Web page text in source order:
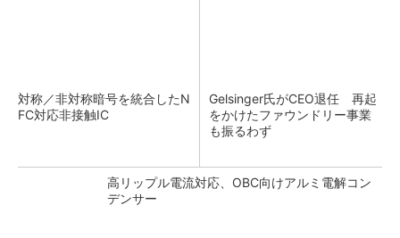
対称／非対称暗号を統合したN
FC対応非接触IC
Gelsinger氏がCEO退任 再起
をかけたファウンドリー事業
も振るわず
高リップル電流対応、OBC向けアルミ電解コン
デンサー